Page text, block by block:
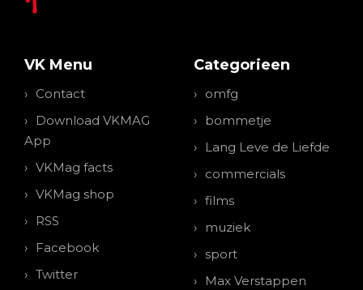
VK Menu
Contact
Download VKMAG
App
VKMag facts
VKMag shop
RSS
Facebook
Twitter
Categorieen
omfg
bommetje
Lang Leve de Liefde
commercials
films
muziek
sport
Max Verstappen